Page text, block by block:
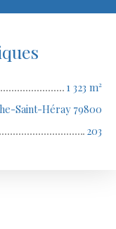
1 323 m²
Saint-Héray 79800
203